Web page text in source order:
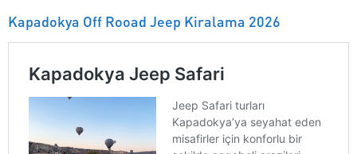
Kapadokya Off Rooad Jeep Kiralama 2026